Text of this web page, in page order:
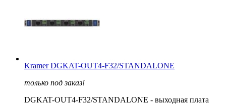
Kramer DGKAT-OUT4-F32/STANDALONE
только под заказ!
DGKAT-OUT4-F32/STANDALONE - выходная плата